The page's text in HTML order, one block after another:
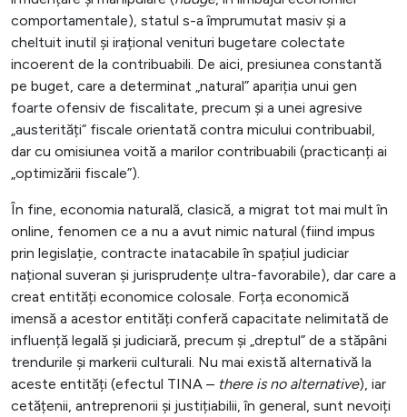
comportamentale), statul s-a împrumutat masiv și a
cheltuit inutil și irațional venituri bugetare colectate
incoerent de la contribuabili. De aici, presiunea constantă
pe buget, care a determinat „natural” apariția unui gen
foarte ofensiv de fiscalitate, precum și a unei agresive
„austerități” fiscale orientată contra micului contribuabil,
dar cu omisiunea voită a marilor contribuabili (practicanți ai
„optimizării fiscale”).
În fine, economia naturală, clasică, a migrat tot mai mult în
online, fenomen ce a nu a avut nimic natural (fiind impus
prin legislație, contracte inatacabile în spațiul judiciar
național suveran și jurisprudențe ultra-favorabile), dar care a
creat entități economice colosale. Forța economică
imensă a acestor entități conferă capacitate nelimitată de
influență legală și judiciară, precum și „dreptul” de a stăpâni
trendurile și markerii culturali. Nu mai există alternativă la
aceste entități (efectul TINA – there is no alternative), iar
cetățenii, antreprenorii și justițiabilii, în general, sunt nevoiți